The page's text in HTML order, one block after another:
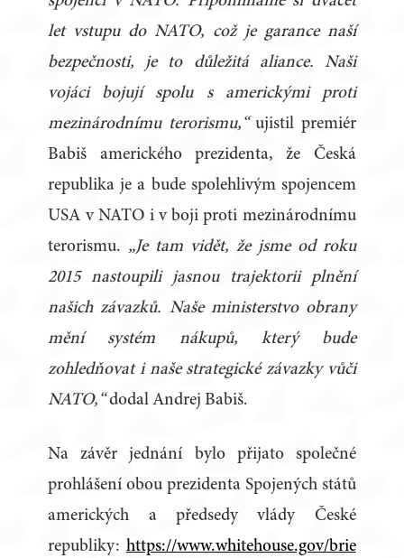
let vstupu do NATO, což je garance naší
bezpečnosti, je to důležitá aliance. Naši
vojáci bojují spolu s americkými proti
mezinárodnímu terorismu,“ujistil premiér
Babiš amerického prezidenta, že Česká
republika je a bude spolehlivým spojencem
USA v NATO i v boji proti mezinárodnímu
terorismu. „Je tam vidět, že jsme od roku
2015 nastoupili jasnou trajektorii plnění
našich závazků. Naše ministerstvo obrany
mění systém nákupů, který bude
zohledňovat i naše strategické závazky vůči
NATO,“dodal Andrej Babiš.
Na závěr jednání bylo přijato společné
prohlášení obou prezidenta Spojených států
amerických a předsedy vlády České
republiky: https://www.whitehouse.gov/brie